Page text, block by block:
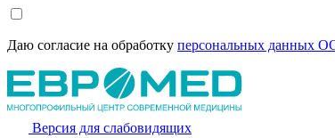
Даю согласие на обработку персональных данных
Версия для слабовидящих